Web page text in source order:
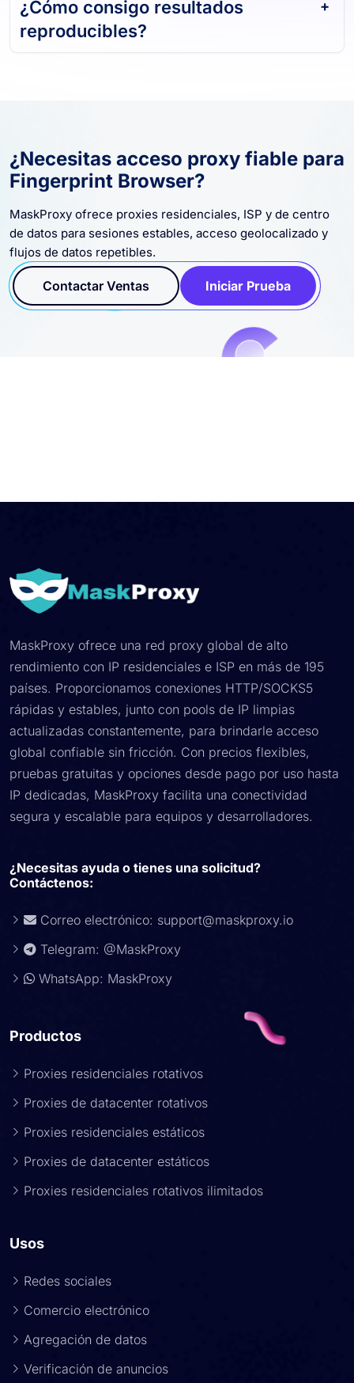
reproducibles?
¿Necesitas acceso proxy fiable para
Fingerprint Browser?
MaskProxy ofrece proxies residenciales, ISP y de centro
de datos para sesiones estables, acceso geolocalizado y
flujos de datos repetibles.
Contactar Ventas Iniciar Prueba
MaskProxy ofrece una red proxy global de alto
rendimiento con IP residenciales e ISP en más de 195
países. Proporcionamos conexiones HTTP/SOCKS5
rápidas y estables, junto con pools de IP limpias
actualizadas constantemente, para brindarle acceso
global confiable sin fricción. Con precios flexibles,
pruebas gratuitas y opciones desde pago por uso hasta
IP dedicadas, MaskProxy facilita una conectividad
segura y escalable para equipos y desarrolladores.
¿Necesitas ayuda o tienes una solicitud?
Contáctenos:
Correo electrónico: support@maskproxy.io
Telegram: @MaskProxy
WhatsApp: MaskProxy
Productos
Proxies residenciales rotativos
Proxies de datacenter rotativos
Proxies residenciales estáticos
Proxies de datacenter estáticos
Proxies residenciales rotativos ilimitados
Usos
Redes sociales
Comercio electrónico
Agregación de datos
Verificación de anuncios